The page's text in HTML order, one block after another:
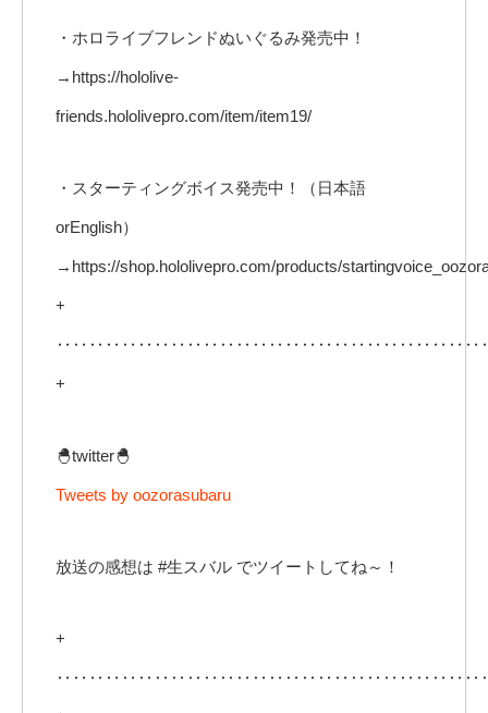
・ホロライブフレンドぬいぐるみ発売中！
→https://hololive-
friends.hololivepro.com/item/item19/
・スターティングボイス発売中！（日本語
orEnglish）
→https://shop.hololivepro.com/products/
+
+
🐣twitter🐣
Tweets by oozorasubaru
放送の感想は #生スバル でツイートしてね～！
+